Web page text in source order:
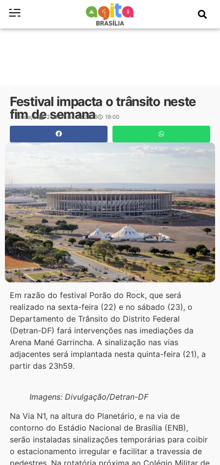
Festival impacta o trânsito neste
fim de semana
Redação 21 de maio de 2026 19:00
Em razão do festival Porão do Rock, que será
realizado na sexta-feira (22) e no sábado (23), o
Departamento de Trânsito do Distrito Federal
(Detran-DF) fará intervenções nas imediações da
Arena Mané Garrincha. A sinalização nas vias
adjacentes será implantada nesta quinta-feira (21), a
partir das 23h59.
Imagens: Divulgação/Detran-DF
Na Via N1, na altura do Planetário, e na via de
contorno do Estádio Nacional de Brasília (ENB),
serão instaladas sinalizações temporárias para coibir
o estacionamento irregular e facilitar a travessia de